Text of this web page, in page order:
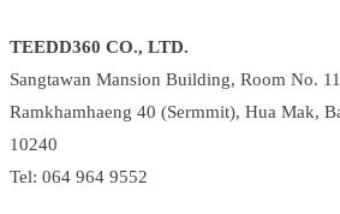
ให้
ลูกค้า
สัมผัส
ก่อน
TEEDD360 CO., LTD.
Sangtawan Mansion Building, Room No.
Ramkhamhaeng 40 (Sermmit), Hua Mak,
10240
Tel: 064 964 9552